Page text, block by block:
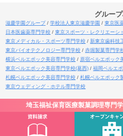
グルー
滋慶学園グループ 学校法人東京滋慶学園 東京医
日本医歯薬専門学校
東京スポーツ・レクリエーシ
東京メディカル・スポーツ専門学校
新東京歯科技
東京バイオテクノロジー専門学校
赤堀製菓専門学
横浜ベルエポック美容専門学校
原宿ベルエポック
東京ベルエポック美容専門学校(葛西)
福岡ベルエ
札幌ベルエポック美容専門学校
札幌ベルエポック
東京ウェディング・ホテル専門学校
埼玉福祉保育医療製菓調理専